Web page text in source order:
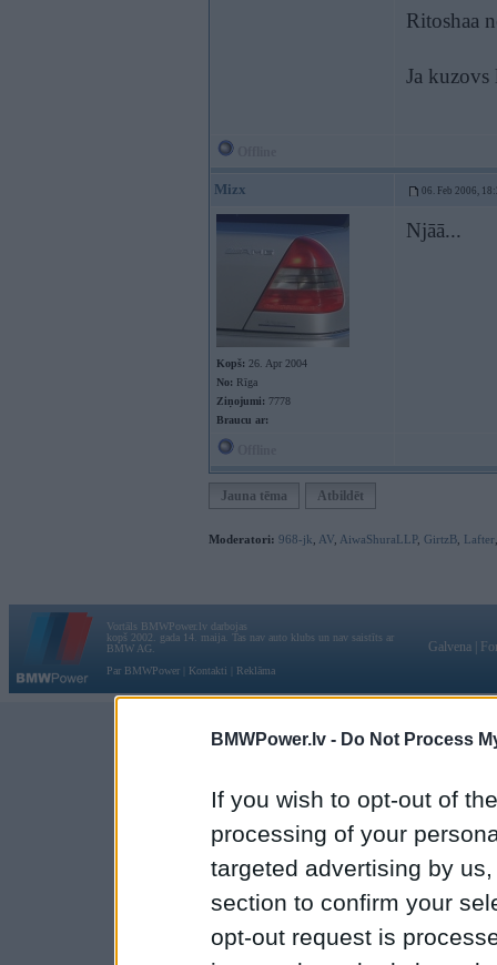
BMWPower.lv - Do Not Process
If you wish to opt-out of
processing of your
targeted advertising by
section to confirm your
opt-out request is
Ritoshaa
Ja kuzovs
Mizx 06. Feb 2006,
Kopš: 26. Apr 2004
No: Rīga
Ziņojumi: 7778
Braucu ar:
Njāā...
Jauna tēma Atbildēt
Moderatori: 968-jk AV AiwaShuraLLP, GirtzB Lafter
Vortāls BMWPower.lv darbojas
kopš 2002. gada 14. maija. Tas nav auto klubs un nav saistīts ar
BMW AG.
Par BMWPower
Kontakti Reklāma
Galvena